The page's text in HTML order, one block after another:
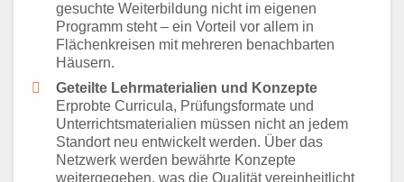
gesuchte Weiterbildung nicht im eigenen
Programm steht – ein Vorteil vor allem in
Flächenkreisen mit mehreren benachbarten
Häusern.
Geteilte Lehrmaterialien und Konzepte
Erprobte Curricula, Prüfungsformate und
Unterrichtsmaterialien müssen nicht an jedem
Standort neu entwickelt werden. Über das
Netzwerk werden bewährte Konzepte
weitergegeben, was die Qualität vereinheitlicht